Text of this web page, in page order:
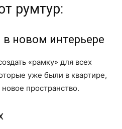
румтур:
новом интерьере
«рамку» для всех
уже были в квартире,
пространство.